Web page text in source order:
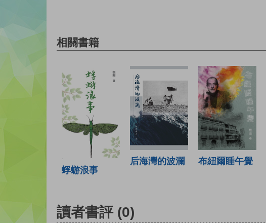
相關書籍
蜉蝣浪事
后海灣的波瀾 布紐爾睡午覺
讀者書評 (0)